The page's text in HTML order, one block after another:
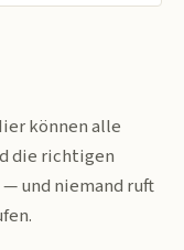
können alle
die richtigen
und niemand ruft